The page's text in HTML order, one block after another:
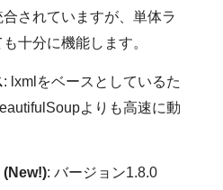
されていますが、単体ラ
十分に機能します。
: lxmlをベースとしているた
よりも高速に動
(New!): バージョン1.8.0